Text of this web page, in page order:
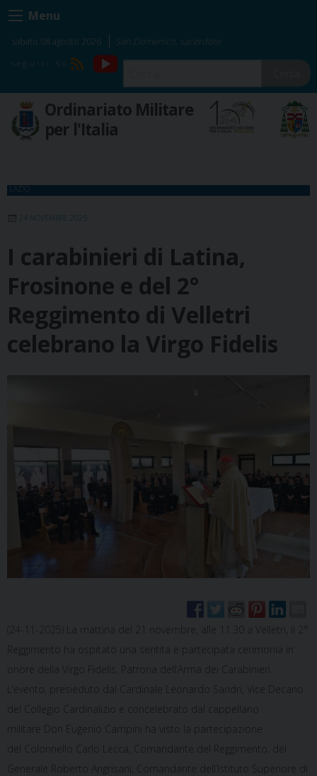
Skip
to
content
Menu
sabato 08 agosto 2026 San Domenico, sacerdote
RSS
YouTube
Ordinariato Militare
per l'Italia
LAZIO
24 NOVEMBRE 2025
I carabinieri di Latina,
Frosinone e del 2°
Reggimento di Velletri
celebrano la Virgo Fidelis
(24-11-2025) La mattina del 21 novembre, alle 11.30 a Velletri, il 2°
Reggimento ha ospitato una sentita e partecipata cerimonia in
onore della Virgo Fidelis, Patrona dell’Arma dei Carabinieri.
L’evento, presieduto dal Cardinale Leonardo Sandri, Vice Decano
del Collegio Cardinalizio e concelebrato dal cappellano
militare Don Eugenio Campini ha visto la partecipazione
del Colonnello Carlo Lecca, Comandante del Reggimento, del
Generale Roberto Angrisani, Comandante dell’Istituto Superiore di